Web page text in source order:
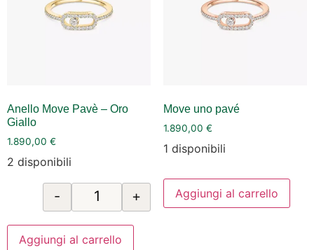
Anello Move Pavè – Oro
Giallo
1.890,00 €
2 disponibili
- +
Aggiungi al carrello
Move uno pavé
1.890,00 €
1 disponibili
Aggiungi al carrello